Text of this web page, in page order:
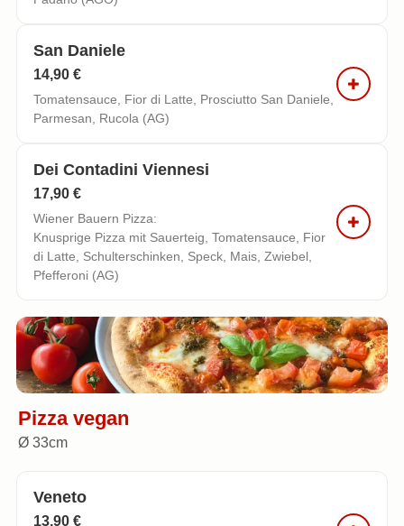
San Daniele
14,90 €
Tomatensauce, Fior di Latte, Prosciutto San Daniele,
Parmesan, Rucola (AG)
Dei Contadini Viennesi
17,90 €
Wiener Bauern Pizza:
Knusprige Pizza mit Sauerteig, Tomatensauce, Fior
di Latte, Schulterschinken, Speck, Mais, Zwiebel,
Pfefferoni (AG)
Pizza vegan
Ø 33cm
Veneto
13,90 €